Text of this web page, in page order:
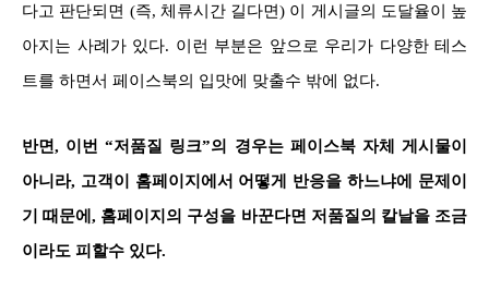
다고 판단되면 (즉, 체류시간 길다면) 이 게시글의 도달율이 높
아지는 사례가 있다. 이런 부분은 앞으로 우리가 다양한 테스
트를 하면서 페이스북의 입맛에 맞출수 밖에 없다.
반면, 이번 “저품질 링크”의 경우는 페이스북 자체 게시물이
아니라, 고객이 홈페이지에서 어떻게 반응을 하느냐에 문제이
기 때문에, 홈페이지의 구성을 바꾼다면 저품질의 칼날을 조금
이라도 피할수 있다.